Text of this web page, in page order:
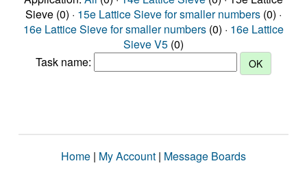
Sieve (0) · 15e Lattice Sieve for smaller numbers (0) ·
16e Lattice Sieve for smaller numbers (0) · 16e Lattice
Sieve V5 (0)
Task name:
Home | My Account | Message Boards